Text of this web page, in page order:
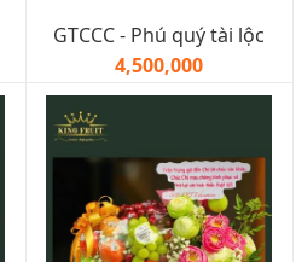
GTCCC - Phú quý tài lộc
4,500,000